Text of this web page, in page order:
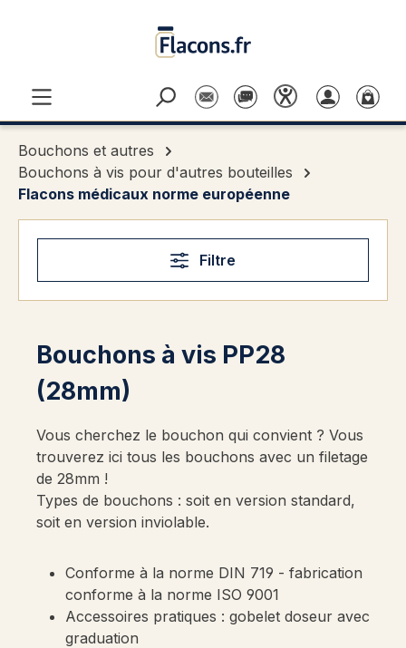
Bouchons et autres
Bouchons à vis pour d'autres bouteilles
Flacons médicaux norme européenne
Filtre
Bouchons à vis PP28
(28mm)
Vous cherchez le bouchon qui convient ? Vous
trouverez ici tous les bouchons avec un filetage
de 28mm !
Types de bouchons : soit en version standard,
soit en version inviolable.
Conforme à la norme DIN 719 - fabrication
conforme à la norme ISO 9001
Accessoires pratiques : gobelet doseur avec
graduation